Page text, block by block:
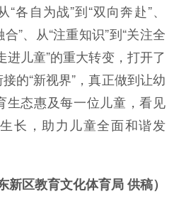
各自为战”到“双向奔赴”、
”、从“注重知识”到“关注全
进儿童”的重大转变，打开了
的“新视界”，真正做到让幼
生态惠及每一位儿童，看见
长，助力儿童全面和谐发
新区教育文化体育局 供稿）